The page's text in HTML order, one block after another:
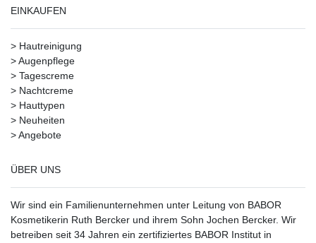
EINKAUFEN
> Hautreinigung
>Augenpflege
> Tagescreme
> Nachtcreme
> Hauttypen
> Neuheiten
>Angebote
ÜBER UNS
Wir sind ein Familienunternehmen unter Leitung von BABOR
Kosmetikerin Ruth Bercker und ihrem Sohn Jochen Bercker. Wir
betreiben seit 34 Jahren ein zertifiziertes BABOR Institut in